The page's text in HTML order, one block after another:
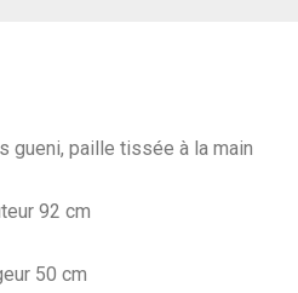
gueni, paille tissée à la main
92 cm
50 cm